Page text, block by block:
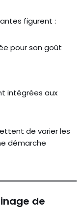
figurent :
pour son goût
intégrées aux
de varier les
démarche
de